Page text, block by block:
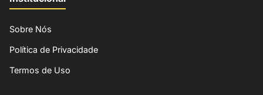
Sobre Nós
Política de Privacidade
Termos de Uso